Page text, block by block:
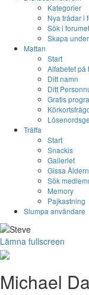
Kategorier
Nya trådar i
Sök i forumet
Skapa
Mattan
Start
Alfabetet på
Ditt namn
Ditt
Gratis
Träffa
Start
Snackis
Galleriet
Gissa Åldern
Sök
Memory
Pajkastning
Slumpa användare
Lämna fullscreen
Michael